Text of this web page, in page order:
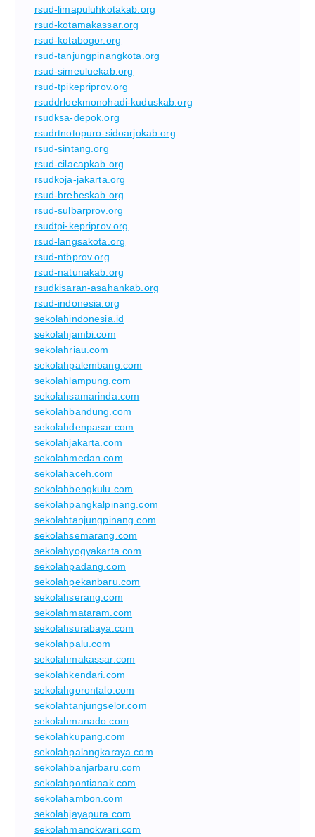
rsud-limapuluhkotakab.org
rsud-kotamakassar.org
rsud-kotabogor.org
rsud-tanjungpinangkota.org
rsud-simeuluekab.org
rsud-tpikepriprov.org
rsuddrloekmonohadi-kuduskab.org
rsudksa-depok.org
rsudrtnotopuro-sidoarjokab.org
rsud-sintang.org
rsud-cilacapkab.org
rsudkoja-jakarta.org
rsud-brebeskab.org
rsud-sulbarprov.org
rsudtpi-kepriprov.org
rsud-langsakota.org
rsud-ntbprov.org
rsud-natunakab.org
rsudkisaran-asahankab.org
rsud-indonesia.org
sekolahindonesia.id
sekolahjambi.com
sekolahriau.com
sekolahpalembang.com
sekolahlampung.com
sekolahsamarinda.com
sekolahbandung.com
sekolahdenpasar.com
sekolahjakarta.com
sekolahmedan.com
sekolahaceh.com
sekolahbengkulu.com
sekolahpangkalpinang.com
sekolahtanjungpinang.com
sekolahsemarang.com
sekolahyogyakarta.com
sekolahpadang.com
sekolahpekanbaru.com
sekolahserang.com
sekolahmataram.com
sekolahsurabaya.com
sekolahpalu.com
sekolahmakassar.com
sekolahkendari.com
sekolahgorontalo.com
sekolahtanjungselor.com
sekolahmanado.com
sekolahkupang.com
sekolahpalangkaraya.com
sekolahbanjarbaru.com
sekolahpontianak.com
sekolahambon.com
sekolahjayapura.com
sekolahmanokwari.com